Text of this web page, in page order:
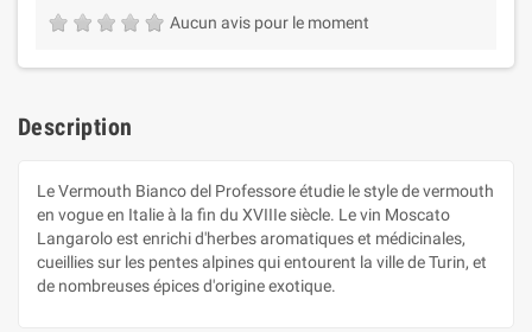
Aucun avis pour le moment
Description
Le Vermouth Bianco del Professore étudie le style de vermouth
en vogue en Italie à la fin du XVIIIe siècle. Le vin Moscato
Langarolo est enrichi d'herbes aromatiques et médicinales,
cueillies sur les pentes alpines qui entourent la ville de Turin, et
de nombreuses épices d'origine exotique.